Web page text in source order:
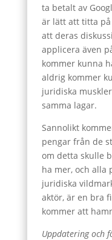
ta betalt av
är lätt att titta
att deras
applicera även
kommer kunna
aldrig kommer
juridiska
samma lagar.
Sannolikt
pengar från de
om detta skulle
ha mer, och alla
juridiska
aktör, är en bra
kommer att
Uppdatering och